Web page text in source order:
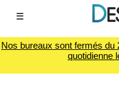
☰
Nos bureaux sont fermés du
quotidienne